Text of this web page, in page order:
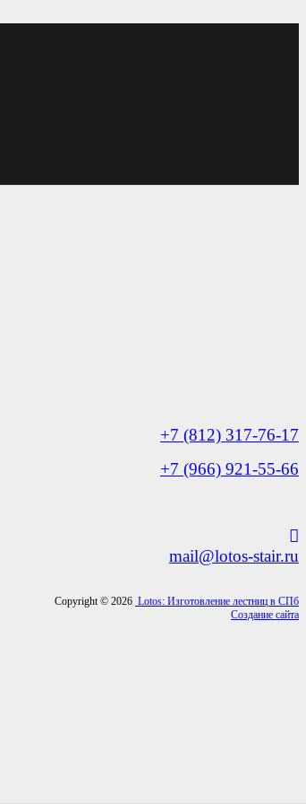
+7 (812) 317-76-17
+7 (966) 921-55-66
mail@lotos-stair.ru
Copyright © 2026 Lotos: Изготовление лестниц в СПб
Создание сайта